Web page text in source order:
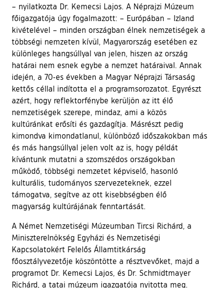
– nyilatkozta Dr. Kemecsi Lajos. A Néprajzi Múzeum
főigazgatója úgy fogalmazott: – Európában – Izland
kivételével – minden országban élnek nemzetiségek a
többségi nemzeten kívül, Magyarország esetében ez
különleges hangsúllyal van jelen, hiszen az ország
határai nem esnek egybe a nemzet határaival. Annak
idején, a 70-es években a Magyar Néprajzi Társaság
kettős céllal indította el a programsorozatot. Egyrészt
azért, hogy reflektorfénybe kerüljön az itt élő
nemzetiségek szerepe, mindaz, ami a közös
kultúránkat erősíti és gazdagítja. Másrészt pedig
kimondva kimondatlanul, különböző időszakokban más
és más hangsúllyal jelen volt az is, hogy példát
kívántunk mutatni a szomszédos országokban
működő, többségi nemzetet képviselő, hasonló
kulturális, tudományos szervezeteknek, ezzel
támogatva, segítve az ott kisebbségben élő
magyarság kultúrájának fenntartását.
A Német Nemzetiségi Múzeumban Tircsi Richárd, a
Miniszterelnökség Egyházi és Nemzetiségi
Kapcsolatokért Felelős Államtitkárság
főosztályvezetője köszöntötte a résztvevőket, majd a
programot Dr. Kemecsi Lajos, és Dr. Schmidtmayer
Richárd, a tatai múzeum igazgatója nyitotta meg.